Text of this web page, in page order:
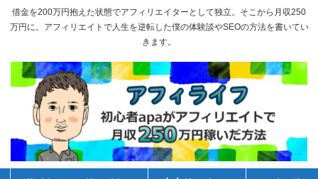
借金を200万円抱えた状態でアフィリエイターとして独立。そこから月収250
万円に。アフィリエイトで人生を逆転した僕の体験談やSEOの方法を書いてい
きます。